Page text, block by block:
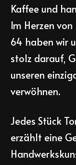
Kaffee und
Im Herzen
64 haben wir
stolz darauf,
unseren
verwöhnen.
Jedes Stück
erzählt eine